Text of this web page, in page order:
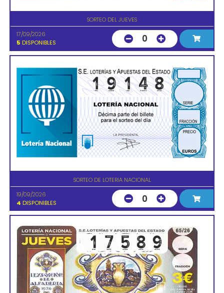
SORTEO DEL JUEVES
17/09/2026
5 DISPONIBLES 0
SORTEO DE LOTERIA NACIONAL
19/09/2026
4 DISPONIBLES 0